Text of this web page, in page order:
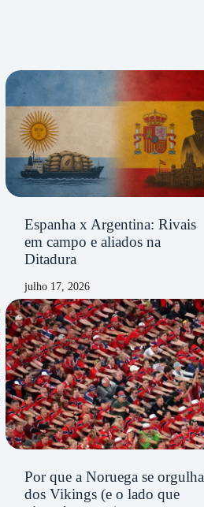
Espanha x Argentina: Rivais
em campo e aliados na
Ditadura
julho 17, 2026
Por que a Noruega se orgulha
dos Vikings (e o lado que